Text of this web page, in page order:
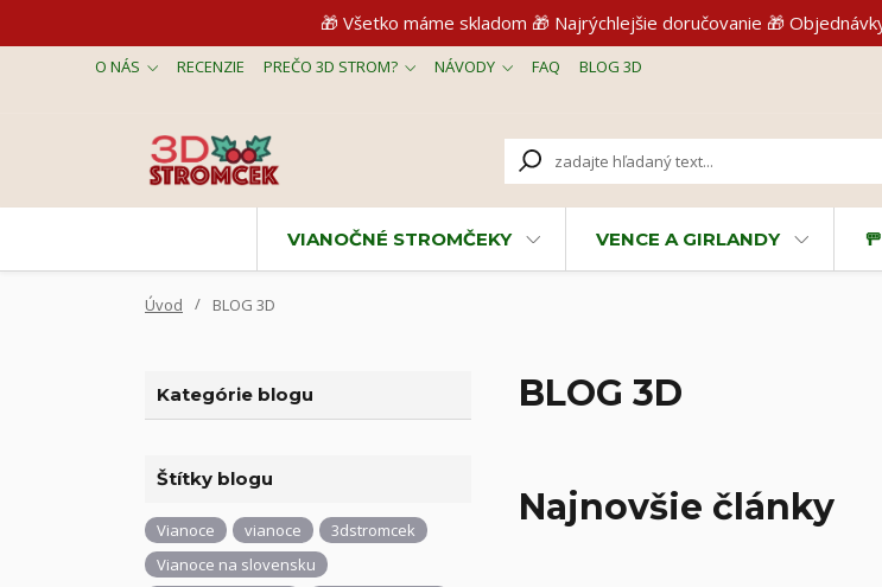
🎁 Všetko máme skladom 🎁 Najrýchlejšie doručovanie 🎁
O NÁS RECENZIE PREČO 3D STROM? NÁVODY FAQ BLOG 3D
VIANOČNÉ STROMČEKY VENCE A GIRLANDY
Úvod BLOG 3D
Kategórie blogu
Štítky blogu
Vianoce vianoce
3dstromcek
Vianoce na slovensku
BLOG 3D
Najnovšie články